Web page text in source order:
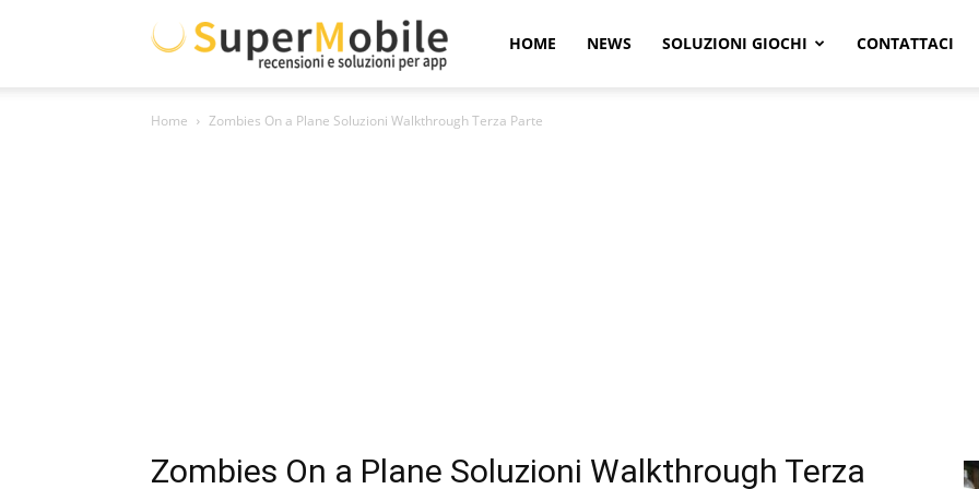
Super
Mobile
HOME NEWS SOLUZIONI GIOCHI CONTATTACI
Home Zombies On a Plane Soluzioni Walkthrough Terza Parte
Zombies On a Plane Soluzioni Walkthrough Terza